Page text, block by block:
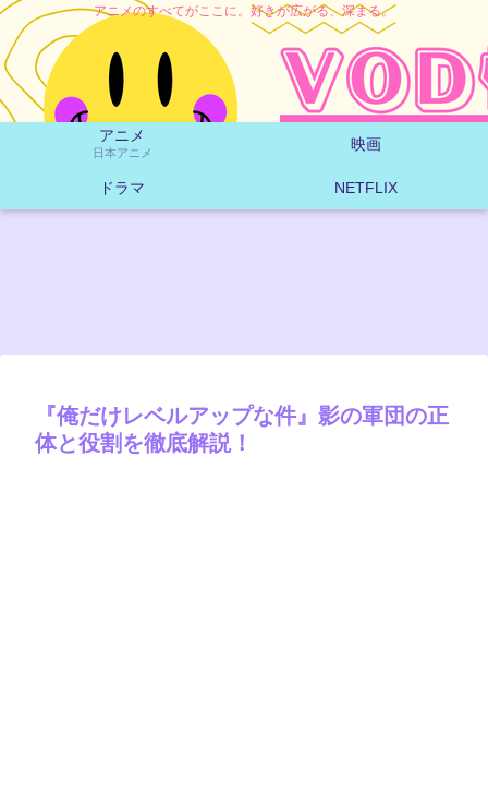
アニメのすべてがここに。好きが広がる、深まる。
アニメ
日本アニメ 映画
ドラマ NETFLIX
『俺だけレベルアップな件』影の軍団の正
体と役割を徹底解説！